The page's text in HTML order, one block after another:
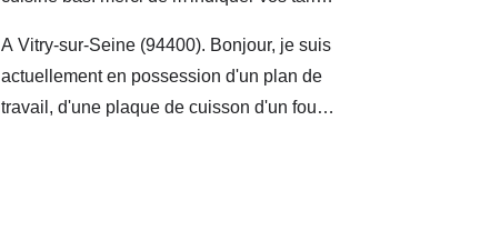
situation du bien : propriétaire occupant-
vous êtes : particulier
A Vitry-sur-Seine (94400). Bonjour, je suis
actuellement en possession d'un plan de
travail, d'une plaque de cuisson d'un four